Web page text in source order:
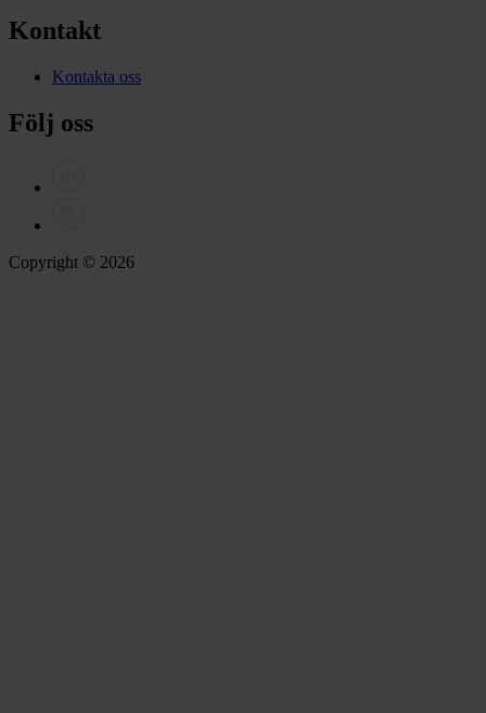
Kontakt
Kontakta oss
Följ oss
Copyright © 2026